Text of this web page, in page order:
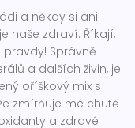
a někdy si ani
naše zdraví. Říkají,
Správně
a dalších živin, je
oříškový mix s
zmírňuje mé chutě
a zdravé